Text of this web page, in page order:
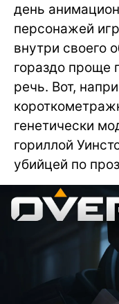
день
персонажей
внутри своего
гораздо проще
речь. Вот,
генетически
гориллой
убийцей по